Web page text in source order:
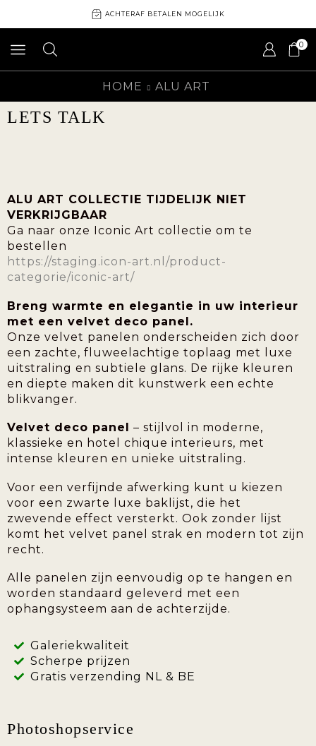
ACHTERAF BETALEN MOGELIJK
0
HOME ALU ART
LETS TALK
ALU ART COLLECTIE TIJDELIJK NIET
VERKRIJGBAAR
Ga naar onze Iconic Art collectie om te
bestellen
https://staging.icon-art.nl/product-
categorie/iconic-art/
Breng warmte en elegantie in uw interieur
met een velvet deco panel.
Onze velvet panelen onderscheiden zich door
een zachte, fluweelachtige toplaag met luxe
uitstraling en subtiele glans. De rijke kleuren
en diepte maken dit kunstwerk een echte
blikvanger.
Velvet deco panel
– stijlvol in moderne,
klassieke en hotel chique interieurs, met
intense kleuren en unieke uitstraling.
Voor een verfijnde afwerking kunt u kiezen
voor een zwarte luxe baklijst, die het
zwevende effect versterkt. Ook zonder lijst
komt het velvet panel strak en modern tot zijn
recht.
Alle panelen zijn eenvoudig op te hangen en
worden standaard geleverd met een
ophangsysteem aan de achterzijde.
Galeriekwaliteit
Scherpe prijzen
Gratis verzending NL & BE
Photoshopservice